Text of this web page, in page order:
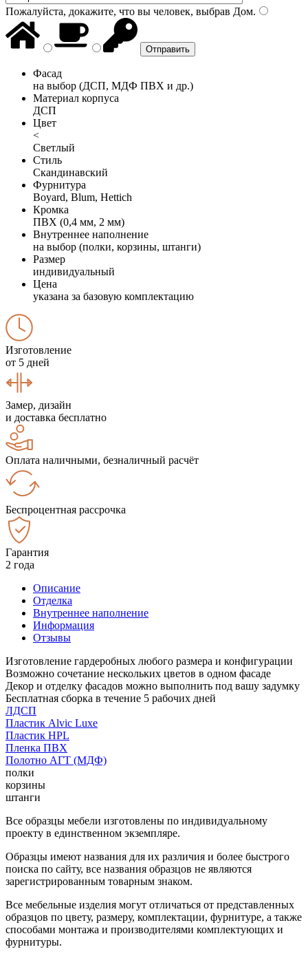
Пожалуйста, докажите, что вы человек, выбрав Дом.
Фасад
на выбор (ДСП, МДФ ПВХ и др.)
Материал корпуса
ДСП
Цвет
<
Светлый
Стиль
Скандинавский
Фурнитура
Boyard, Blum, Hettich
Кромка
ПВХ (0,4 мм, 2 мм)
Внутреннее наполнение
на выбор (полки, корзины, штанги)
Размер
индивидуальный
Цена
указана за базовую комплектацию
Изготовление
от 5 дней
Замер, дизайн
и доставка бесплатно
Оплата наличными, безналичный расчёт
Беспроцентная рассрочка
Гарантия
2 года
Описание
Отделка
Внутреннее наполнение
Информация
Отзывы
Изготовление гардеробных любого размера и конфигурации
Возможно сочетание нескольких цветов в одном фасаде
Декор и отделку фасадов можно выполнить под вашу задумку
Бесплатная сборка в течение 5 рабочих дней
ЛДСП
Пластик Alvic Luxe
Пластик HPL
Пленка ПВХ
Полотно АГТ (МДФ)
полки
корзины
штанги
Все образцы мебели изготовлены по индивидуальному
проекту в единственном экземпляре.
Образцы имеют названия для их различия и более быстрого
поиска по сайту, все названия образцов не являются
зарегистрированным товарным знаком.
Все мебельные изделия могут отличаться от представленных
образцов по цвету, размеру, комплектации, фурнитуре, а также
способами монтажа и производителями комплектующих и
фурнитуры.